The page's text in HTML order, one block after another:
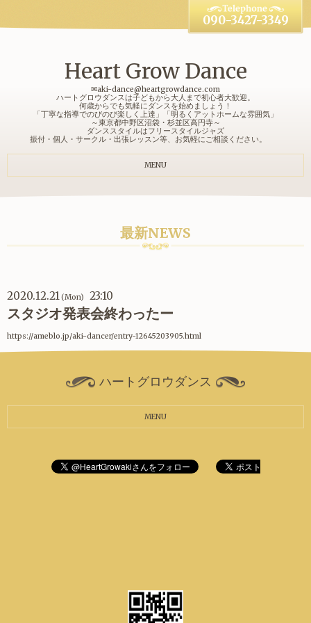
Heart Grow Dance
✉aki-dance@heartgrowdance.com
ハートグロウダンスは子どもから大人まで初心者大歓迎。
何歳からでも気軽にダンスを始めましょう！
「丁寧な指導でのびのび楽しく上達」「明るくアットホームな雰囲気」
～東京都中野区沼袋・杉並区高円寺～
ダンススタイルはフリースタイルジャズ
振付・個人・サークル・出張レッスン等、お気軽にご相談ください。
090-3427-3349
MENU
最新NEWS
2020.12.21(Mon) 23:10
スタジオ発表会終わったー
https://ameblo.jp/aki-dancer/entry-12645203905.html
ハートグロウダンス
MENU